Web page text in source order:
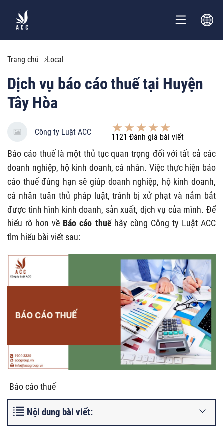
Trang chủ Local
Dịch vụ báo cáo thuế tại Huyện
Tây Hòa
Công ty Luật ACC
1121 Đánh giá bài viết
Báo cáo thuế là một thủ tục quan trọng đối với tất cả các
doanh nghiệp, hộ kinh doanh, cá nhân. Việc thực hiện báo
cáo thuế đúng hạn sẽ giúp doanh nghiệp, hộ kinh doanh,
cá nhân tuân thủ pháp luật, tránh bị xử phạt và nắm bắt
được tình hình kinh doanh, sản xuất, dịch vụ của mình. Để
hiểu rõ hơn về Báo cáo thuếhãy cùng Công ty Luật ACC
tìm hiểu bài viết sau:
Báo cáo thuế
Nội dung bài viết: